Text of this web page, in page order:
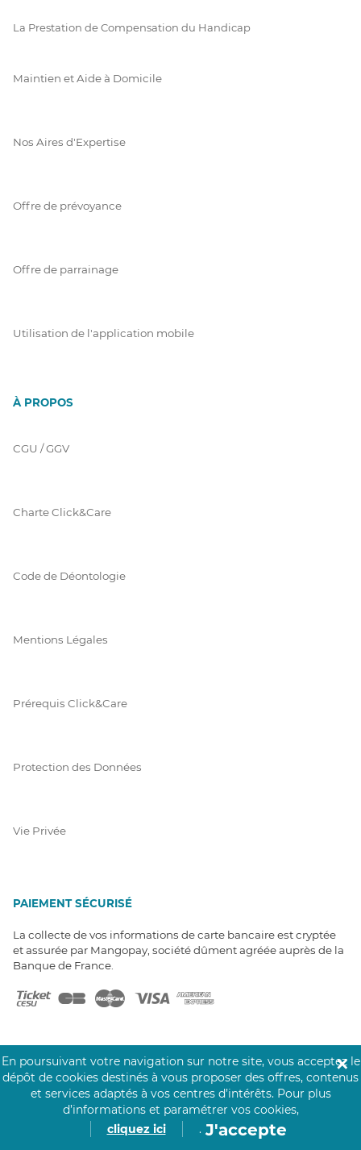
La Prestation de Compensation du Handicap
Maintien et Aide à Domicile
Nos Aires d'Expertise
Offre de prévoyance
Offre de parrainage
Utilisation de l'application mobile
À PROPOS
CGU / GGV
Charte Click&Care
Code de Déontologie
Mentions Légales
Prérequis Click&Care
Protection des Données
Vie Privée
PAIEMENT SÉCURISÉ
La collecte de vos informations de carte bancaire est cryptée
et assurée par Mangopay, société dûment agréée auprès de la
Banque de France.
NOS PARTENAIRES
Click&Care est soutenu par les Groupes
Caisse des Dépôts et MAIF.
En poursuivant votre navigation sur notre site, vous acceptez le
dépôt de cookies destinés à vous proposer des offres, contenus
et services adaptés à vos centres d’intérêts. Pour plus
d’informations et paramétrer vos cookies,
cliquez ici
. J'accepte
✕